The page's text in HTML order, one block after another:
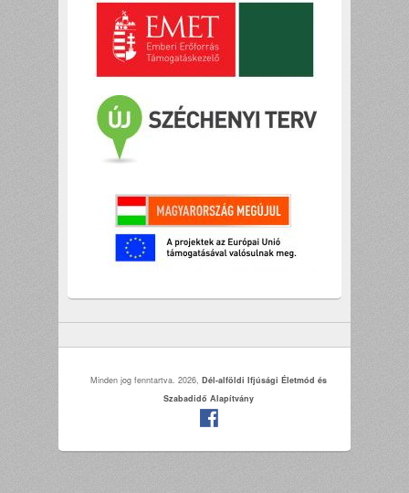
Minden jog fenntartva. 2026,Dél-alföldi Ifjúsági Életmód és
Szabadidő Alapítvány